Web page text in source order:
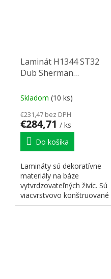
Laminát H1344 ST32
Dub Sherman
2790/2060/0,8
Skladom (10 ks)
€231,47 bez DPH
€284,71 / ks
Do košíka
Lamináty sú dekoratívne
materiály na báze
vytvrdzovateľných živíc. Sú
viacvrstvovo konštruované
a skladajú sa z...